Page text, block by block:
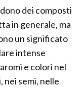
dei composti
in generale, ma
un significato
intense
e colori nel
nei semi, nelle